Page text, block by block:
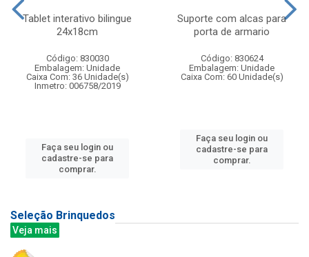
Tablet interativo bilingue
24x18cm
Código: 830030
Embalagem: Unidade
Caixa Com: 36 Unidade(s)
Inmetro: 006758/2019
Faça seu login ou
cadastre-se para
comprar.
Suporte com alcas para
porta de armario
Código: 830624
Embalagem: Unidade
Caixa Com: 60 Unidade(s)
Faça seu login ou
cadastre-se para
comprar.
Seleção Brinquedos
Veja mais